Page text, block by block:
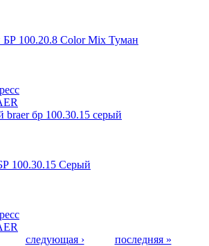
100.20.8 Color Mix Туман
100.30.15 Серый
следующая › последняя »